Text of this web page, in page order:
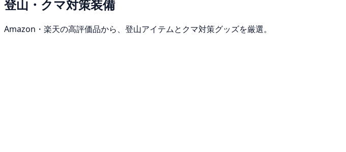
登山・クマ対策装備
Amazon・楽天の高評価品から、登山アイテムとクマ対策グッズを厳選。